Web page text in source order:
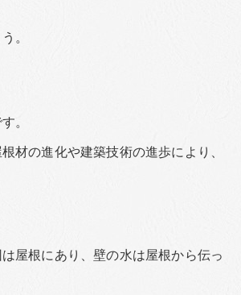
。
。
材の進化や建築技術の進歩により、
屋根にあり、壁の水は屋根から伝っ